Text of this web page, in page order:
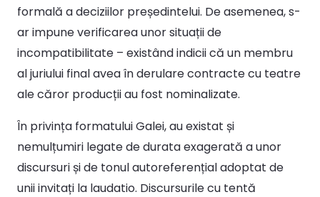
formală a deciziilor președintelui. De asemenea, s-
ar impune verificarea unor situații de
incompatibilitate – existând indicii că un membru
al juriului final avea în derulare contracte cu teatre
ale căror producții au fost nominalizate.
În privința formatului Galei, au existat și
nemulțumiri legate de durata exagerată a unor
discursuri și de tonul autoreferențial adoptat de
unii invitați la laudatio. Discursurile cu tentă